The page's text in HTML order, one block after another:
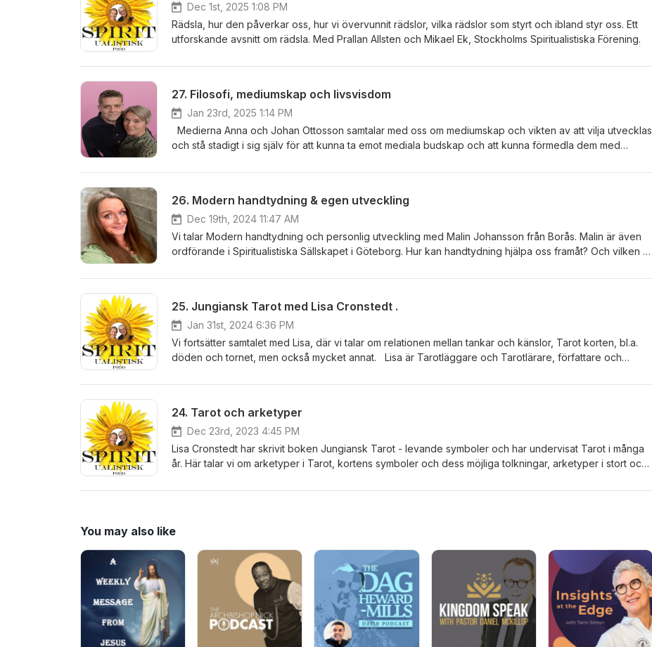
Dec 1st, 2025 1:08 PM
Rädsla, hur den påverkar oss, hur vi övervunnit rädslor, vilka rädslor som styrt och ibland styr oss. Ett
utforskande avsnitt om rädsla. Med Prallan Allsten och Mikael Ek, Stockholms Spiritualistiska Förening.
27. Filosofi, mediumskap och livsvisdom
Jan 23rd, 2025 1:14 PM
Medierna Anna och Johan Ottosson samtalar med oss om mediumskap och vikten av att vilja utvecklas
och stå stadigt i sig själv för att kunna ta emot mediala budskap och att kunna förmedla dem med
Med Mikael Ek och Prallan Allsten, Stockholms Spiritualistiska Förening.
26. Modern handtydning & egen utveckling
Dec 19th, 2024 11:47 AM
Vi talar Modern handtydning och personlig utveckling med Malin Johansson från Borås. Malin är även
ordförande i Spiritualistiska Sällskapet i Göteborg. Hur kan handtydning hjälpa oss framåt? Och vilken är
Spiritualistiska Förening.
25. Jungiansk Tarot med Lisa Cronstedt .
Jan 31st, 2024 6:36 PM
Vi fortsätter samtalet med Lisa, där vi talar om relationen mellan tankar och känslor, Tarot korten, bl.a.
döden och tornet, men också mycket annat. Lisa är Tarotläggare och Tarotlärare, författare och
Spiritualistiska Förening.
24. Tarot och arketyper
Dec 23rd, 2023 4:45 PM
Lisa Cronstedt har skrivit boken Jungiansk Tarot - levande symboler och har undervisat Tarot i många
år. Här talar vi om arketyper i Tarot, kortens symboler och dess möjliga tolkningar, arketyper i stort och
jungiansktarot.se Med Prallan Allsten och Mikael Ek, Stockholms Spiritualistiska Förening.
You may also like